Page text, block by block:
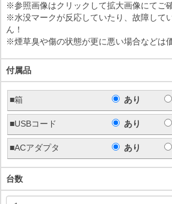
※参照画像はクリックして拡大画像にてご
※水没マークが反応していたり、故障して
ん！
※煙草臭や傷の状態が更に悪い場合などは
付属品
■箱 あり
■USBコード あり
■ACアダプタ あり
台数